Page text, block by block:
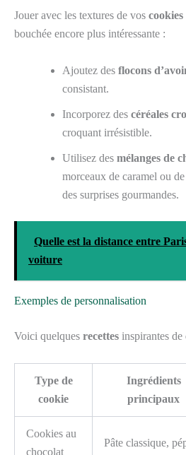
Jouer avec les textures de vos cookies
bouchée encore plus intéressante :
Ajoutez des flocons
consistant.
Incorporez des céréales
croquant irrésistible.
Utilisez des mélanges de
morceaux de caramel ou
des surprises gourmandes.
Quelle est la distance entre
voiture
Exemples de personnalisation
Voici quelques recettes inspirantes de
Type de
cookie
Ingrédients
principaux
Cookies au
chocolat
Pâte classique,